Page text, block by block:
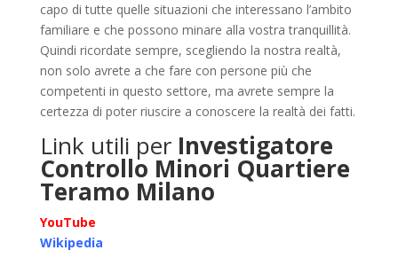
capo di tutte quelle situazioni che interessano l’ambito
familiare e che possono minare alla vostra tranquillità.
Quindi ricordate sempre, scegliendo la nostra realtà,
non solo avrete a che fare con persone più che
competenti in questo settore, ma avrete sempre la
certezza di poter riuscire a conoscere la realtà dei fatti.
Link utili per Investigatore
Controllo Minori Quartiere
Teramo Milano
YouTube
Wikipedia